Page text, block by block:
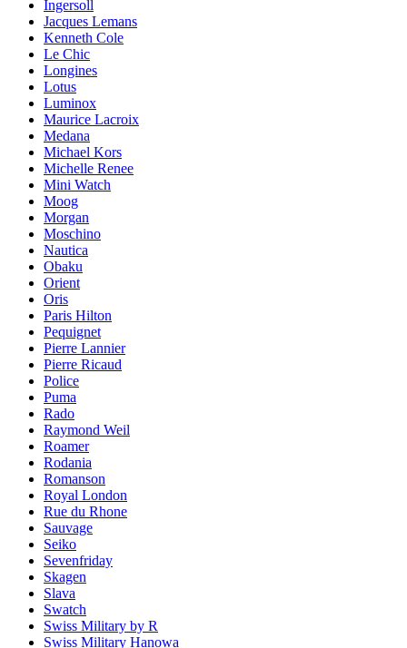
Ingersoll
Jacques Lemans
Kenneth Cole
Le Chic
Longines
Lotus
Luminox
Maurice Lacroix
Medana
Michael Kors
Michelle Renee
Mini Watch
Moog
Morgan
Moschino
Nautica
Obaku
Orient
Oris
Paris Hilton
Pequignet
Pierre Lannier
Pierre Ricaud
Police
Puma
Rado
Raymond Weil
Roamer
Rodania
Romanson
Royal London
Rue du Rhone
Sauvage
Seiko
Sevenfriday
Skagen
Slava
Swatch
Swiss Military by R
Swiss Military Hanowa